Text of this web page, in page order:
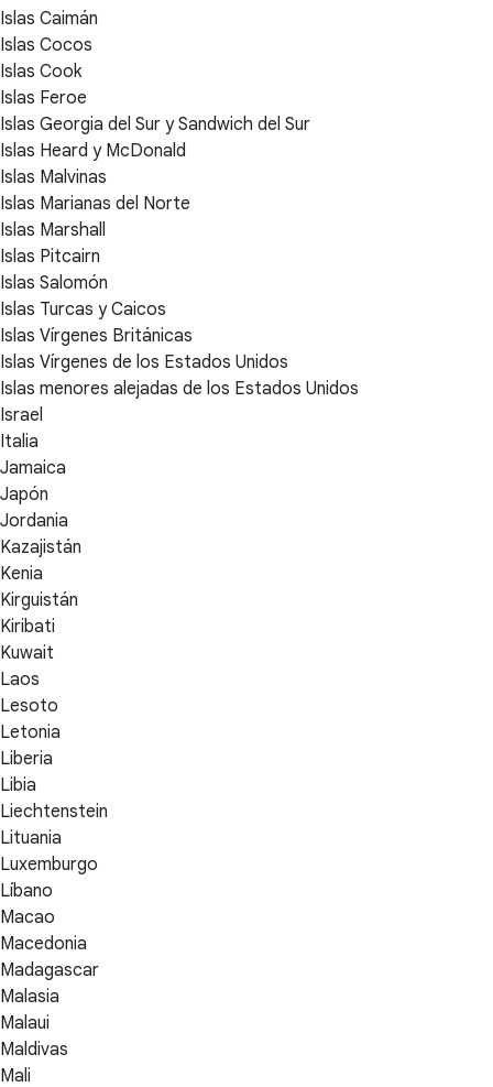
Islas Caimán
Islas Cocos
Islas Cook
Islas Feroe
Islas Georgia del Sur y Sandwich del Sur
Islas Heard y McDonald
Islas Malvinas
Islas Marianas del Norte
Islas Marshall
Islas Pitcairn
Islas Salomón
Islas Turcas y Caicos
Islas Vírgenes Británicas
Islas Vírgenes de los Estados Unidos
Islas menores alejadas de los Estados Unidos
Israel
Italia
Jamaica
Japón
Jordania
Kazajistán
Kenia
Kirguistán
Kiribati
Kuwait
Laos
Lesoto
Letonia
Liberia
Libia
Liechtenstein
Lituania
Luxemburgo
Líbano
Macao
Macedonia
Madagascar
Malasia
Malaui
Maldivas
Mali